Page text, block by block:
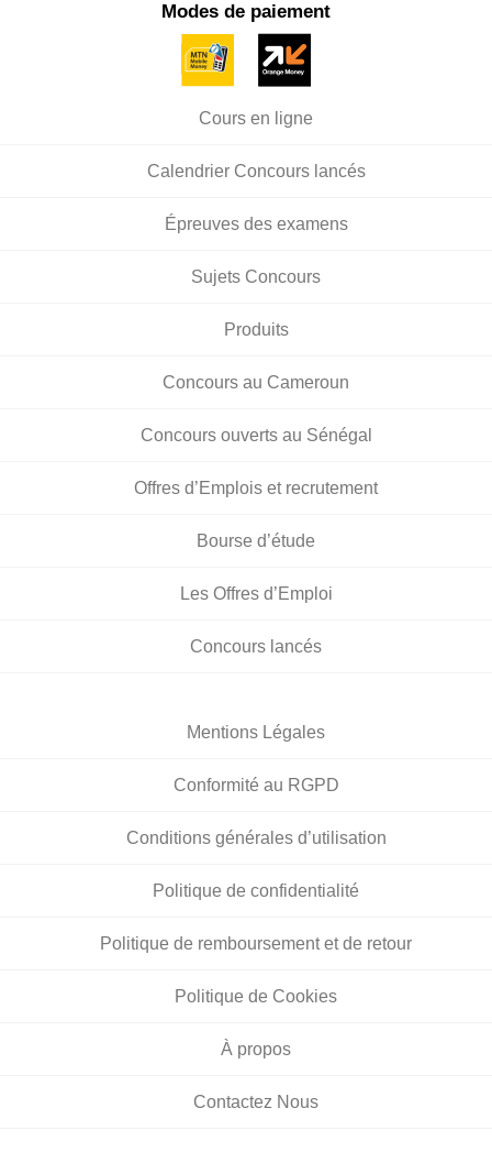
Modes de paiement
Cours en ligne
Calendrier Concours lancés
Épreuves des examens
Sujets Concours
Produits
Concours au Cameroun
Concours ouverts au Sénégal
Offres d’Emplois et recrutement
Bourse d’étude
Les Offres d’Emploi
Concours lancés
Mentions Légales
Conformité au RGPD
Conditions générales d’utilisation
Politique de confidentialité
Politique de remboursement et de retour
Politique de Cookies
À propos
Contactez Nous